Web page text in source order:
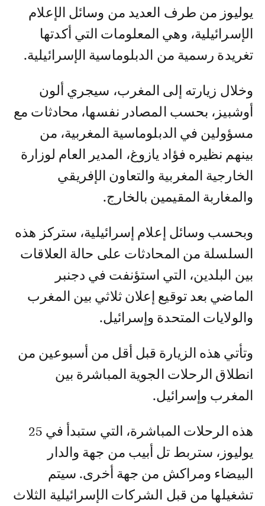
يوليوز من طرف العديد من وسائل الإعلام
الإسرائيلية، وهي المعلومات التي أكدتها
تغريدة رسمية من الدبلوماسية الإسرائيلية.
وخلال زيارته إلى المغرب، سيجري ألون
أوشبيز، بحسب المصادر نفسها، محادثات مع
مسؤولين في الدبلوماسية المغربية، من
بينهم نظيره فؤاد يازوغ، المدير العام لوزارة
الخارجية المغربية والتعاون الإفريقي
والمغاربة المقيمين بالخارج.
وبحسب وسائل إعلام إسرائيلية، ستركز هذه
السلسلة من المحادثات على حالة العلاقات
بين البلدين، التي استؤنفت في دجنبر
الماضي بعد توقيع إعلان ثلاثي بين المغرب
والولايات المتحدة وإسرائيل.
وتأتي هذه الزيارة قبل أقل من أسبوعين من
انطلاق الرحلات الجوية المباشرة بين
المغرب وإسرائيل.
هذه الرحلات المباشرة، التي ستبدأ في 25
يوليوز، ستربط تل أبيب من جهة والدار
البيضاء ومراكش من جهة أخرى. سيتم
تشغيلها من قبل الشركات الإسرائيلية الثلاث